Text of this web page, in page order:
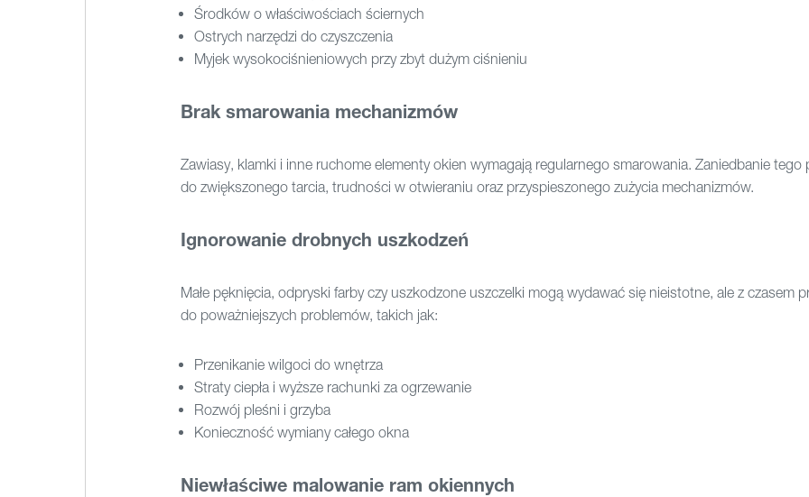
Środków o właściwościach ściernych
Ostrych narzędzi do czyszczenia
Myjek wysokociśnieniowych przy zbyt dużym ciśnieniu
Brak smarowania mechanizmów
Zawiasy, klamki i inne ruchome elementy okien wymagają regularnego smarowania. Zaniedbanie tego
do zwiększonego tarcia, trudności w otwieraniu oraz przyspieszonego zużycia mechanizmów.
Ignorowanie drobnych uszkodzeń
Małe pęknięcia, odpryski farby czy uszkodzone uszczelki mogą wydawać się nieistotne, ale z czasem
do poważniejszych problemów, takich jak:
Przenikanie wilgoci do wnętrza
Straty ciepła i wyższe rachunki za ogrzewanie
Rozwój pleśni i grzyba
Konieczność wymiany całego okna
Niewłaściwe malowanie ram okiennych